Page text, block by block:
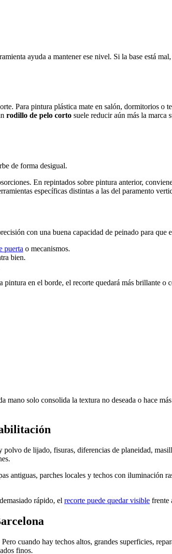
ayuda a mantener ese nivel. Si la base está
Para pintura plástica mate en salón, dormitorios o
rodillo de pelo corto suele reducir aún más la marca
de forma desigual.
En repintados sobre pintura anterior,
específicas distintas a las del paramento
con una buena capacidad de peinado para que
puerta o mecanismos.
bien.
en el borde, el recorte quedará más brillante
solo consolida la textura no deseada o hace
de lijado, fisuras, diferencias de planeidad,
antiguas, parches locales y techos con iluminación
rápido, el recorte puede quedar visible frente
cuando hay techos altos, grandes superficies,
finos.